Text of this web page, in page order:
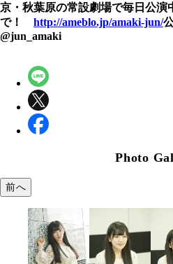
京・秋葉原の常設劇場で毎日公演
で！ http://ameblo.jp/amaki-jun/
@jun_amaki
Photo
前へ